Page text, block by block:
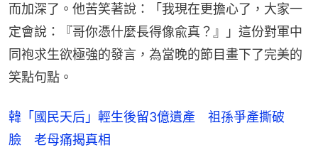
而加深了。他苦笑著說：「我現在更擔心了，大家一
定會說：『哥你憑什麼長得像兪真？』」這份對軍中
同袍求生欲極強的發言，為當晚的節目畫下了完美的
笑點句點。
韓「國民天后」輕生後留3億遺產 祖孫爭產撕破
臉 老母痛揭真相